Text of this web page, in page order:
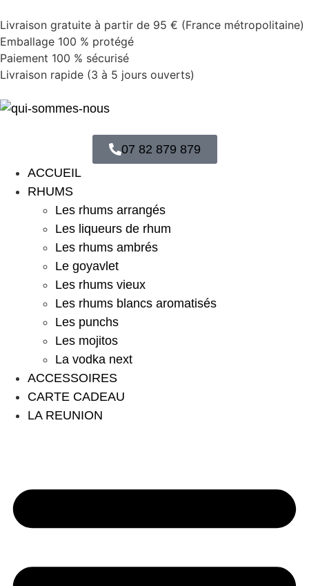
Livraison gratuite à partir de 95 € (France métropolitaine)
Emballage 100 % protégé
Paiement 100 % sécurisé
Livraison rapide (3 à 5 jours ouverts)
07 82 879 879
ACCUEIL
RHUMS
Les rhums arrangés
Les liqueurs de rhum
Les rhums ambrés
Le goyavlet
Les rhums vieux
Les rhums blancs aromatisés
Les punchs
Les mojitos
La vodka next
ACCESSOIRES
CARTE CADEAU
LA REUNION